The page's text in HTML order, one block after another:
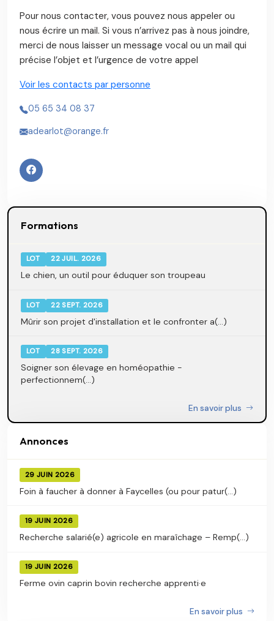
Pour nous contacter, vous pouvez nous appeler ou
nous écrire un mail. Si vous n’arrivez pas à nous joindre,
merci de nous laisser un message vocal ou un mail qui
précise l’objet et l’urgence de votre appel
Voir les contacts par personne
05 65 34 08 37
adearlot@orange.fr
Formations
LOT 22 JUIL. 2026
Le chien, un outil pour éduquer son troupeau
LOT 22 SEPT. 2026
Mûrir son projet d'installation et le confronter a(...)
LOT 28 SEPT. 2026
Soigner son élevage en homéopathie -
perfectionnem(...)
En savoir plus
Annonces
29 JUIN 2026
Foin à faucher à donner à Faycelles (ou pour patur(...)
19 JUIN 2026
Recherche salarié(e) agricole en maraîchage – Remp(...)
19 JUIN 2026
Ferme ovin caprin bovin recherche apprenti·e
En savoir plus